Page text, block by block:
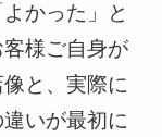
かった」と
様ご自身が
と、実際に
いが最初に